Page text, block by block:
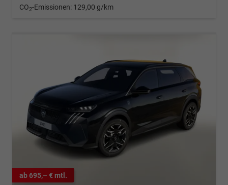
CO2-Emissionen: 129,00 g/km
ab 695,– € mtl.